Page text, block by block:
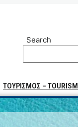
Search
ΤΟΥΡΙΣΜΟΣ – TOURISM